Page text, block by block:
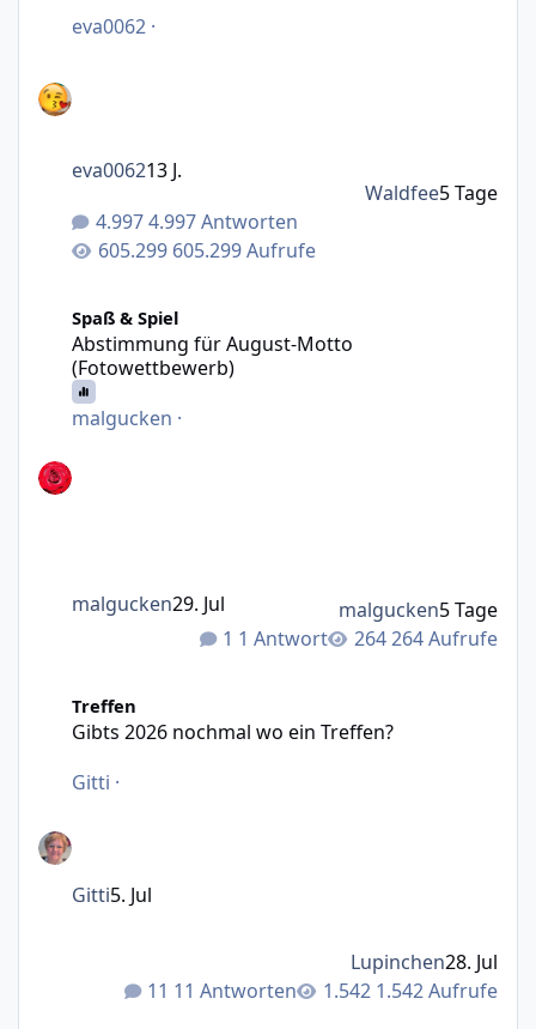
eva0062 ·
4.997 Antworten
605.299 Aufrufe
eva006213 J.
Waldfee5 Tage
Spaß & Spiel
Abstimmung für August-Motto
(Fotowettbewerb)
malgucken ·
1 Antwort 264 Aufrufe
malgucken29. Jul malgucken5 Tage
Treffen
Gibts 2026 nochmal wo ein Treffen?
Gitti ·
11 Antworten 1.542 Aufrufe
Gitti5. Jul
Lupinchen28. Jul